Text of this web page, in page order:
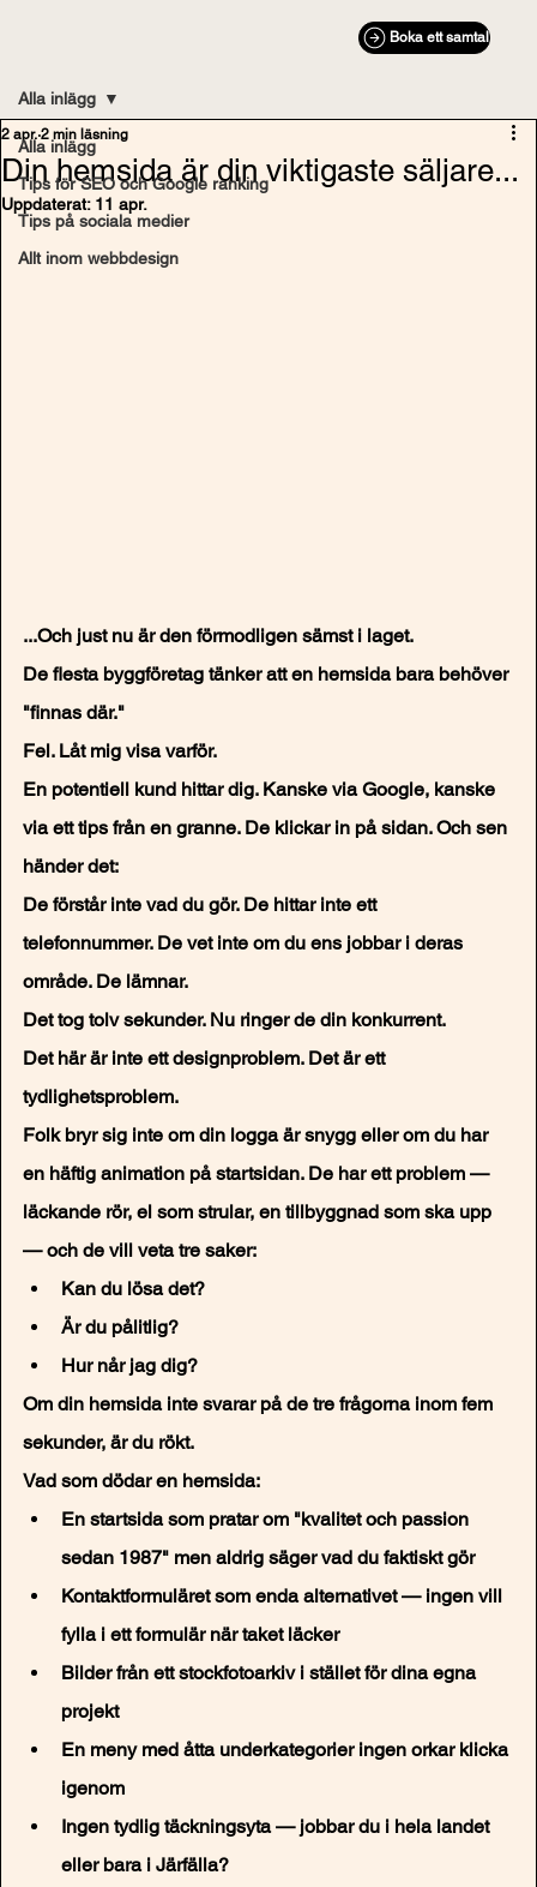
Boka ett samtal
Alla inlägg
Tips för SEO och Google ranking
Tips på sociala medier
Allt inom webbdesign
Alla inlägg
Din hemsida är din viktigaste säljare...
2 apr. 2 min läsning
Uppdaterat: 11 apr.
...Och just nu är den förmodligen sämst i laget.
De flesta byggföretag tänker att en hemsida bara behöver
"finnas där."
Fel. Låt mig visa varför.
En potentiell kund hittar dig. Kanske via Google, kanske
via ett tips från en granne. De klickar in på sidan. Och sen
händer det:
De förstår inte vad du gör. De hittar inte ett
telefonnummer. De vet inte om du ens jobbar i deras
område. De lämnar.
Det tog tolv sekunder. Nu ringer de din konkurrent.
Det här är inte ett designproblem. Det är ett
tydlighetsproblem.
Folk bryr sig inte om din logga är snygg eller om du har
en häftig animation på startsidan. De har ett problem —
läckande rör, el som strular, en tillbyggnad som ska upp
— och de vill veta tre saker:
Kan du lösa det?
Är du pålitlig?
Hur når jag dig?
Om din hemsida inte svarar på de tre frågorna inom fem
sekunder, är du rökt.
Vad som dödar en hemsida:
En startsida som pratar om "kvalitet och passion
sedan 1987" men aldrig säger vad du faktiskt gör
Kontaktformuläret som enda alternativet — ingen vill
fylla i ett formulär när taket läcker
Bilder från ett stockfotoarkiv i stället för dina egna
projekt
En meny med åtta underkategorier ingen orkar klicka
igenom
Ingen tydlig täckningsyta — jobbar du i hela landet
eller bara i Järfälla?